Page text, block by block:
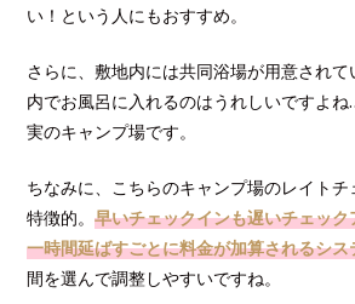
い！という人にもおすすめ。
さらに、敷地内には共同浴場が用意され
内でお風呂に入れるのはうれしいですよ
実のキャンプ場です。
ちなみに、こちらのキャンプ場のレイトチ
特徴的。早いチェックインも遅いチェッ
一時間延ばすごとに料金が加算されるシス
間を選んで調整しやすいですね。